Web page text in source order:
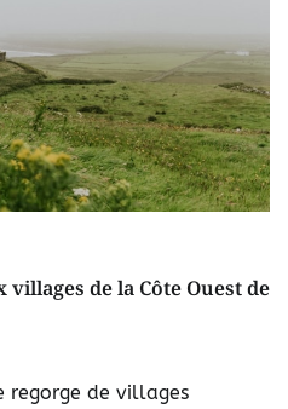
de la Côte Ouest de
regorge de villages